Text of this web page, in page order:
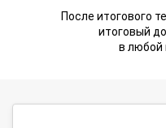
После итогового
итоговый
в любой